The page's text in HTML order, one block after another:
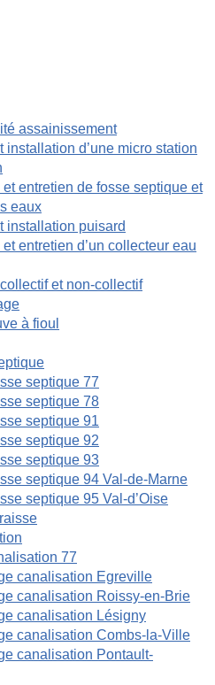
assainissement
installation d’une micro station
et entretien de fosse septique et
eaux
installation puisard
et entretien d’un collecteur eau
et non-collectif
à fioul
septique 77
septique 78
septique 91
septique 92
septique 93
septique 94 Val-de-Marne
septique 95 Val-d’Oise
77
canalisation Egreville
canalisation Roissy-en-Brie
canalisation Lésigny
canalisation Combs-la-Ville
canalisation Pontault-